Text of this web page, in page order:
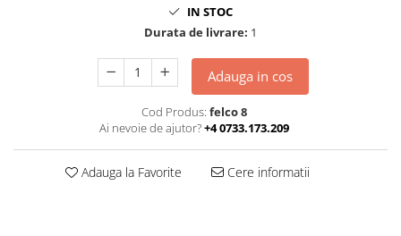
IN STOC
Durata de livrare: 1
Adauga in cos
Cod Produs: felco 8
Ai nevoie de ajutor?+4 0733.173.209
Adauga la Favorite Cere informatii